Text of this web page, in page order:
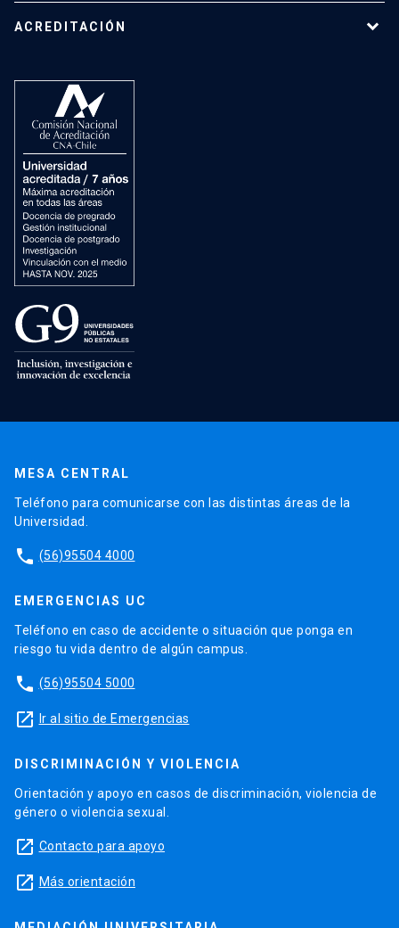
ACREDITACIÓN
MESA CENTRAL
Teléfono para comunicarse con las distintas áreas de la
Universidad.
phone (56)95504 4000
EMERGENCIAS UC
Teléfono en caso de accidente o situación que ponga en
riesgo tu vida dentro de algún campus.
phone (56)95504 5000
launch Ir al sitio de Emergencias
DISCRIMINACIÓN Y VIOLENCIA
Orientación y apoyo en casos de discriminación, violencia de
género o violencia sexual.
launch Contacto para apoyo
launch Más orientación